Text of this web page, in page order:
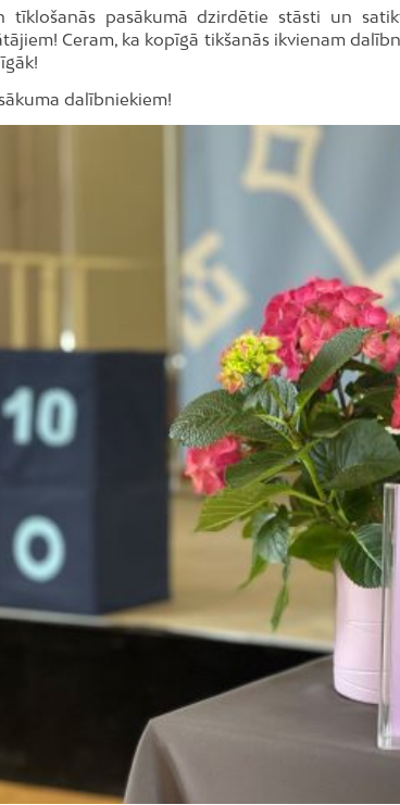
tīklošanās pasākumā dzirdētie stāsti un
Ceram, ka kopīgā tikšanās ikvienam
dalībniekiem!